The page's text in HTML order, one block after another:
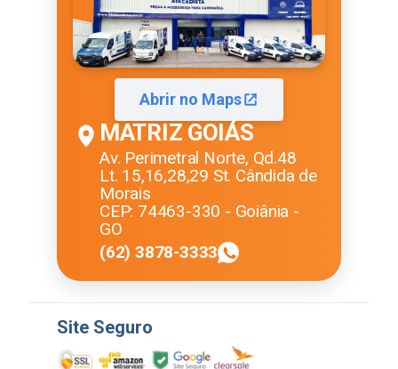
Abrir no Maps
MATRIZ GOIÁS
Av. Perimetral Norte, Qd.48
Lt. 15,16,28,29 St. Cândida de
Morais
CEP: 74463-330 - Goiânia -
GO
(62) 3878-3333
Site Seguro